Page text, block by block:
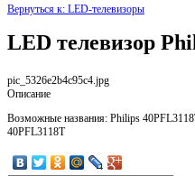
Вернуться к: LED-телевизоры
LED телевизор
pic_5326e2b4c95c4.jpg
Описание
Возможные названия: Philips
40PFL3118T